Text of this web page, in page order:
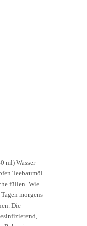
ml) Wasser
Teebaumöl
füllen. Wie
morgens
Die